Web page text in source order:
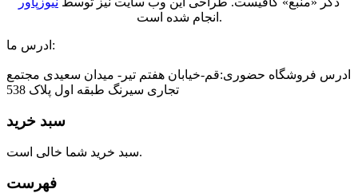
انجام شده است.
ادرس ما:
ادرس فروشگاه حضوری:قم-خیابان هفتم تیر- میدان سعیدی مجتمع
تجاری سیرنگ طبقه اول پلاک 538
سبد خرید
سبد خرید شما خالی است.
فهرست